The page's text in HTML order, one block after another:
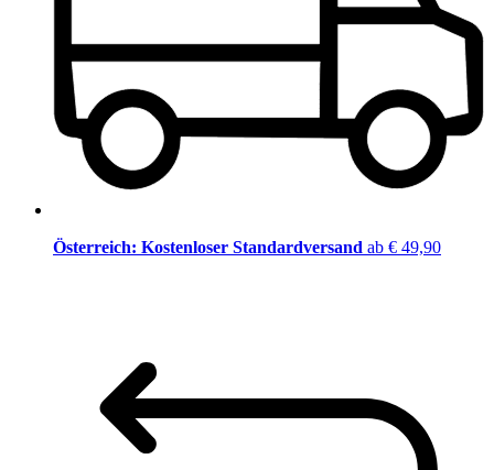
Österreich: Kostenloser Standardversand ab € 49,90